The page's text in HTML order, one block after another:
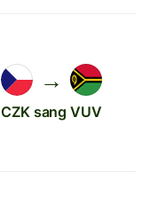
→
CZK sang VUV